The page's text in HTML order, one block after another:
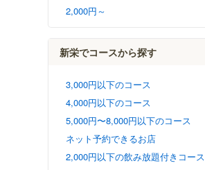
2,000円～
新栄でコースから探す
3,000円以下のコース
4,000円以下のコース
5,000円〜8,000円以下のコース
ネット予約できるお店
2,000円以下の飲み放題付きコース